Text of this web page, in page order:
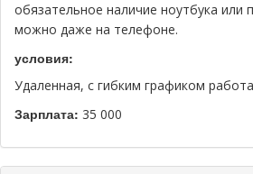
обязательное наличие ноутбука или
можно даже на телефоне.
условия:
Удаленная, с гибким графиком
Зарплата: 35 000